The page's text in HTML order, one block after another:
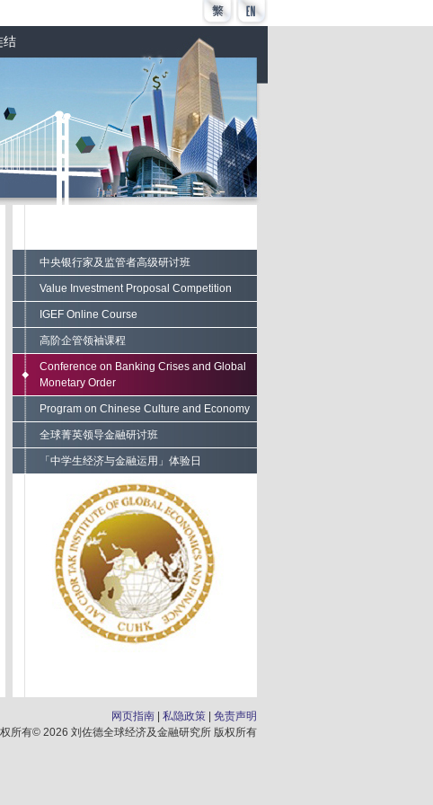
结
中央银行家及监管者高级研讨班
Value Investment Proposal Competition
IGEF Online Course
高阶企管领袖课程
Conference on Banking Crises and Global
Monetary Order
Program on Chinese Culture and Economy
全球菁英领导金融研讨班
「中学生经济与金融运用」体验日
网页指南 私隐政策
免责声明
所有© 2026 刘佐德全球经济及金融研究所 版权所有